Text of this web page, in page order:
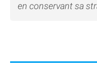
en conservant sa